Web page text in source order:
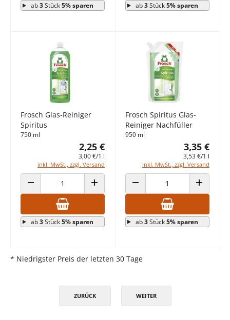
ab3Stück5% sparen ab3Stück5% sparen
Frosch Glas-Reiniger
Spiritus
750 ml
2,25 €
3,00 €/1 l
inkl. MwSt., zzgl. Versand
ANZAHL VERRINGERN ANZAHL ERHÖHEN
ab3Stück5% sparen
Frosch Spiritus Glas-
Reiniger Nachfüller
950 ml
3,35 €
3,53 €/1 l
inkl. MwSt., zzgl. Versand
ANZAHL VERRINGERN ANZAHL
ab3Stück5% sparen
* Niedrigster Preis der letzten 30 Tage
ZURÜCK WEITER